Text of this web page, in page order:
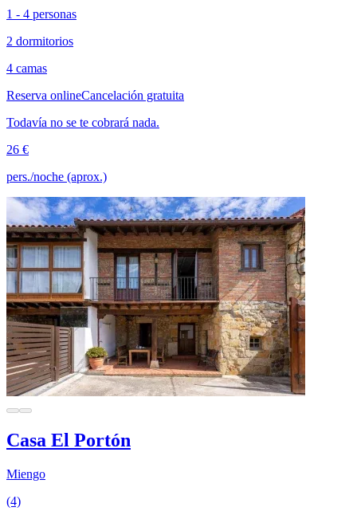
1 - 4 personas
2 dormitorios
4 camas
Reserva onlineCancelación gratuita
Todavía no se te cobrará nada.
26 €
pers./noche (aprox.)
Casa El Portón
Miengo
(4)